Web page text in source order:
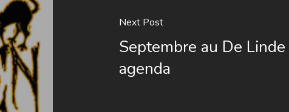
Next Post
Septembre au De Linde
agenda